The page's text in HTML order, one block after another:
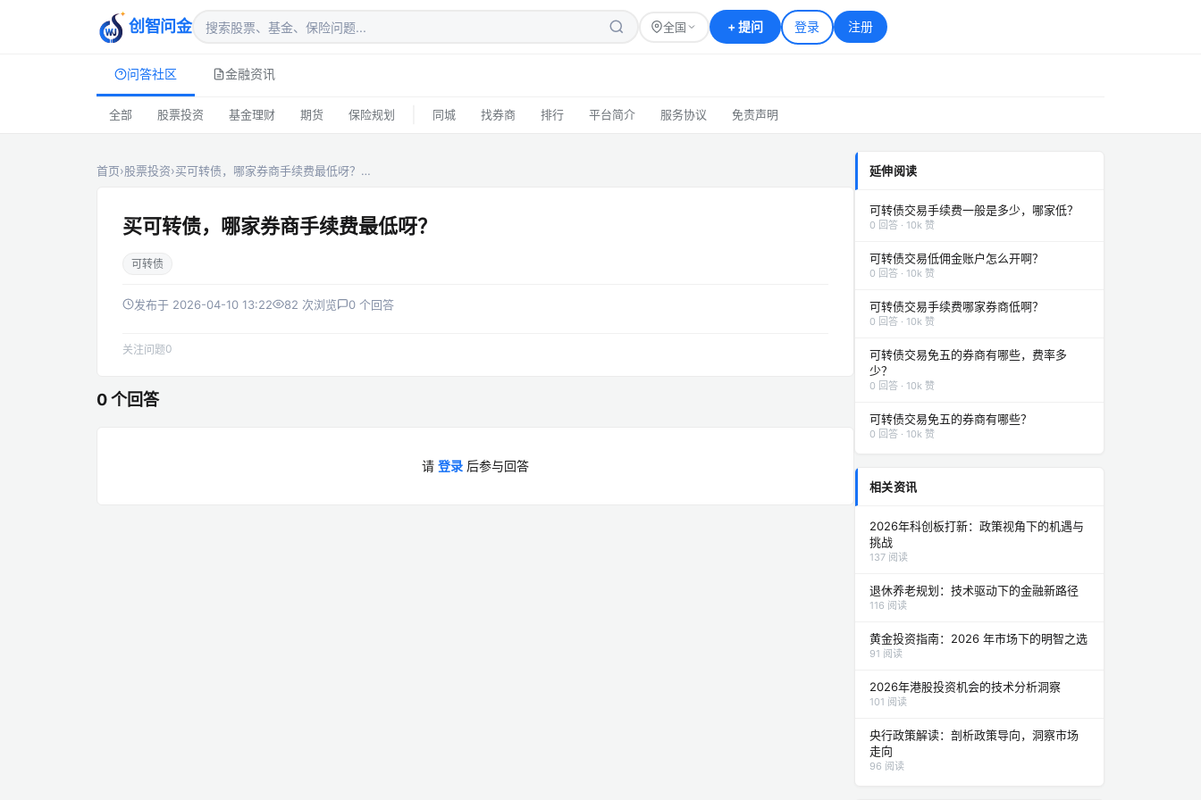
创智问金 全国 +提问 登录 注册
问答社区 金融资讯
全部 股票投资 基金理财 期货 保险规划 同城 找券商 排行 平台简介 服务协议 免责声明
首页›股票投资›买可转债，哪家券商手续费最低呀？…
买可转债，哪家券商手续费最低呀？
可转债
发布于 2026-04-10 13:22 82 次浏览 0 个回答
关注问题0
0 个回答
请 登录 后参与回答
延伸阅读
可转债交易手续费一般是多少，哪家低？
0 回答 · 10k 赞
可转债交易低佣金账户怎么开啊？
0 回答 · 10k 赞
可转债交易手续费哪家券商低啊？
0 回答 · 10k 赞
可转债交易免五的券商有哪些，费率多
少？
0 回答 · 10k 赞
可转债交易免五的券商有哪些？
0 回答 · 10k 赞
相关资讯
2026年科创板打新：政策视角下的机遇与
挑战
137 阅读
退休养老规划：技术驱动下的金融新路径
116 阅读
黄金投资指南：2026 年市场下的明智之选
91 阅读
2026年港股投资机会的技术分析洞察
101 阅读
央行政策解读：剖析政策导向，洞察市场
走向
96 阅读